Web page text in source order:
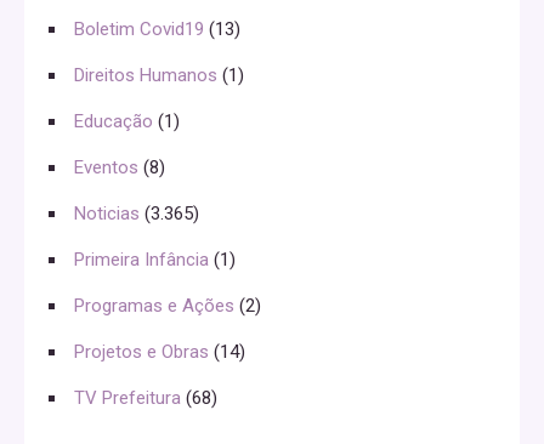
Boletim Covid19 (13)
Direitos Humanos (1)
Educação (1)
Eventos (8)
Noticias (3.365)
Primeira Infância (1)
Programas e Ações (2)
Projetos e Obras (14)
TV Prefeitura (68)